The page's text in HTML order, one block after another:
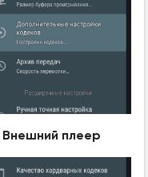
Внешний плеер